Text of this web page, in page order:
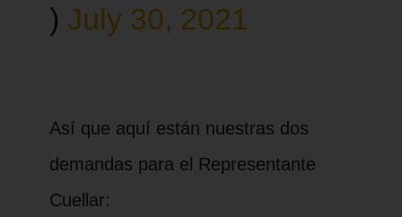
) July 30, 2021
Así que aquí están nuestras dos
demandas para el Representante
Cuellar: